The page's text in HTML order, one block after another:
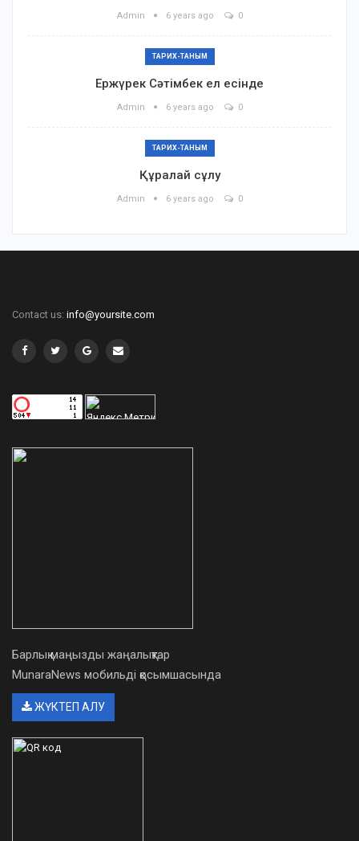
Admin 6 years ago 0
ТАРИХ-ТАНЫМ
Ержүрек Сәтімбек ел есінде
Admin 6 years ago 0
ТАРИХ-ТАНЫМ
Құралай сұлу
Admin 6 years ago 0
Contact us: info@yoursite.com
Барлық маңызды жаңалықтар
MunaraNews мобильді қосымшасында
ЖҮКТЕП АЛУ